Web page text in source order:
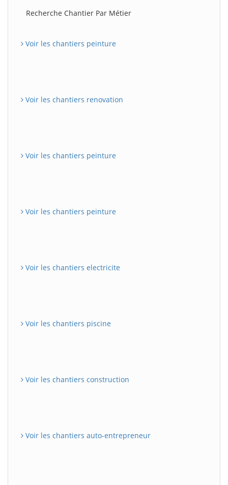
Recherche Chantier Par Métier
Voir les chantiers peinture
Voir les chantiers renovation
Voir les chantiers peinture
Voir les chantiers peinture
Voir les chantiers electricite
Voir les chantiers piscine
Voir les chantiers construction
Voir les chantiers auto-entrepreneur